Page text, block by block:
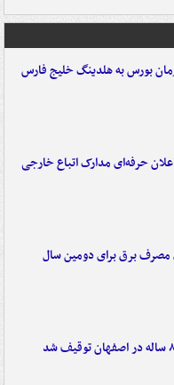
حرفه‌ای مدارک اتباع خارجی
مصرف برق برای دومین سال